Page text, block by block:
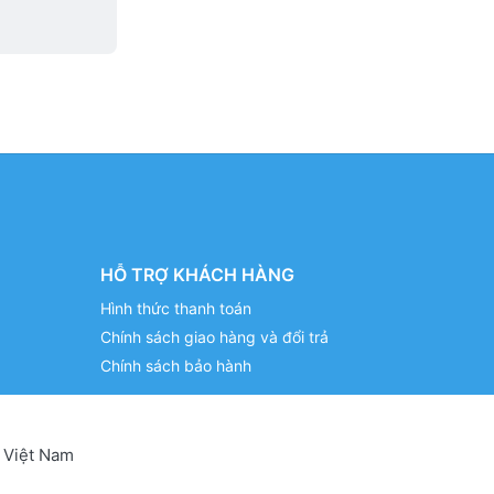
HỖ TRỢ KHÁCH HÀNG
Hình thức thanh toán
Chính sách giao hàng và đổi trả
Chính sách bảo hành
Nam